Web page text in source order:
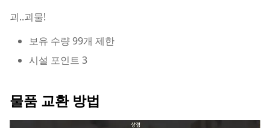
괴..괴물!
보유 수량 99개 제한
시설 포인트 3
물품 교환 방법